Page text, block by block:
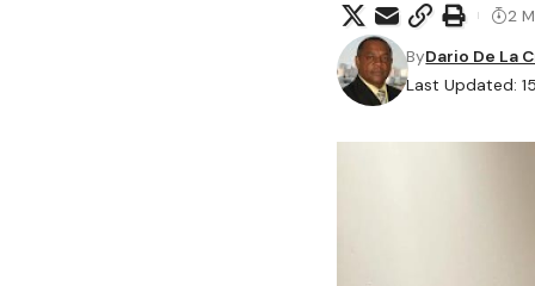
Last Updated:
ByDario De La
2